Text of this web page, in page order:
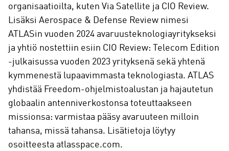
organisaatioilta, kuten Via Satellite ja CIO Review.
Lisäksi Aerospace & Defense Review nimesi
ATLASin vuoden 2024 avaruusteknologiayritykseksi
ja yhtiö nostettiin esiin CIO Review: Telecom Edition
-julkaisussa vuoden 2023 yrityksenä sekä yhtenä
kymmenestä lupaavimmasta teknologiasta. ATLAS
yhdistää Freedom-ohjelmistoalustan ja hajautetun
globaalin antenniverkostonsa toteuttaakseen
missionsa: varmistaa pääsy avaruuteen milloin
tahansa, missä tahansa. Lisätietoja löytyy
osoitteesta atlasspace.com.